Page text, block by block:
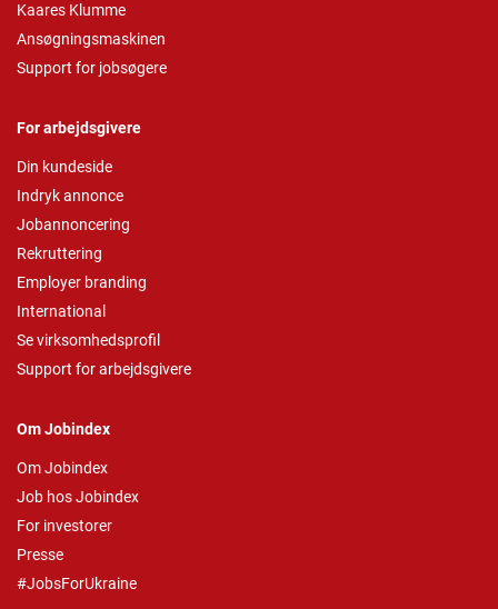
Kaares Klumme
Ansøgningsmaskinen
Support for jobsøgere
For arbejdsgivere
Din kundeside
Indryk annonce
Jobannoncering
Rekruttering
Employer branding
International
Se virksomhedsprofil
Support for arbejdsgivere
Om Jobindex
Om Jobindex
Job hos Jobindex
For investorer
Presse
#JobsForUkraine